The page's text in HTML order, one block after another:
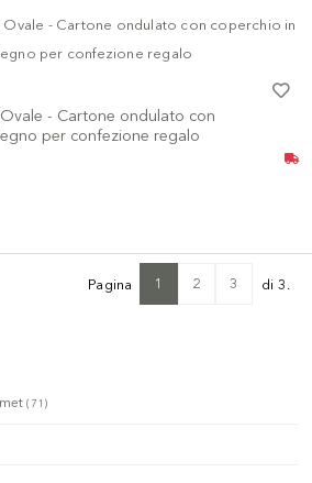
(71)
- Cartone ondulato con
per confezione regalo
Pagina 1 2 3 di 3.